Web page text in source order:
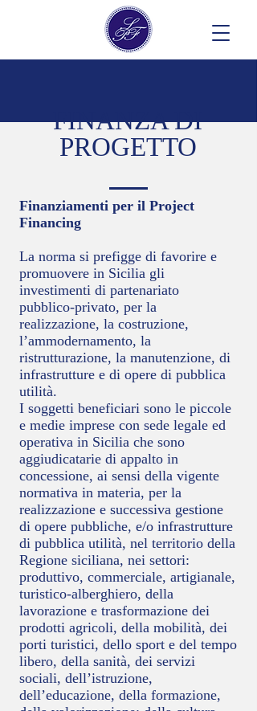
FINANZA DI
PROGETTO
Finanziamenti per il Project
Financing
La norma si prefigge di favorire e
promuovere in Sicilia gli
investimenti di partenariato
pubblico-privato, per la
realizzazione, la costruzione,
l’ammodernamento, la
ristrutturazione, la manutenzione, di
infrastrutture e di opere di pubblica
utilità.
I soggetti beneficiari sono le piccole
e medie imprese con sede legale ed
operativa in Sicilia che sono
aggiudicatarie di appalto in
concessione, ai sensi della vigente
normativa in materia, per la
realizzazione e successiva gestione
di opere pubbliche, e/o infrastrutture
di pubblica utilità, nel territorio della
Regione siciliana, nei settori:
produttivo, commerciale, artigianale,
turistico-alberghiero, della
lavorazione e trasformazione dei
prodotti agricoli, della mobilità, dei
porti turistici, dello sport e del tempo
libero, della sanità, dei servizi
sociali, dell’istruzione,
dell’educazione, della formazione,